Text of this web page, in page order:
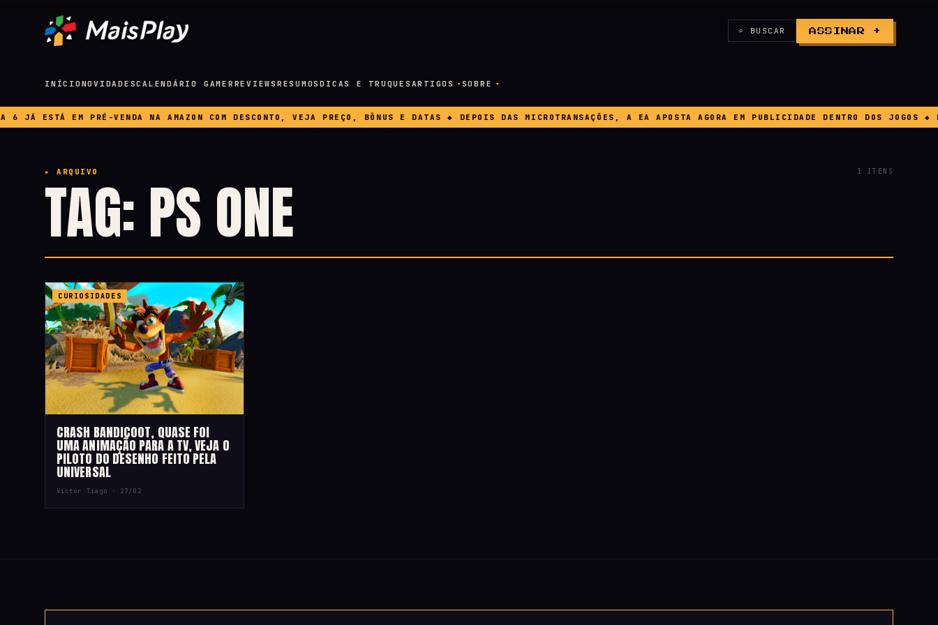
⌕ BUSCAR ASSINAR +
INÍCIO NOVIDADESCALENDÁRIO GAMER REVIEWS RESUMOSDICAS E TRUQUES ARTIGOS SOBRE
ESTÁ EM PRÉ-VENDA NA AMAZON COM DESCONTO, VEJA PREÇO, BÔNUS E DATAS ◆ DEPOIS DAS MICROTRANSAÇÕES, A EA APOSTA AGORA EM PUBLICIDADE DENTRO DOS
▸ ARQUIVO
TAG: PS ONE 1 ITENS
CURIOSIDADES
CRASH BANDICOOT, QUASE FOI
UMA ANIMAÇÃO PARA A TV, VEJA O
PILOTO DO DESENHO FEITO PELA
UNIVERSAL
Victor Tiago · 27/02